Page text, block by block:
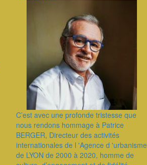
C’est avec une profonde tristesse que
nous rendons hommage à Patrice
BERGER, Directeur des activités
internationales de l 'Agence d 'urbanisme
de LYON de 2000 à 2020, homme de